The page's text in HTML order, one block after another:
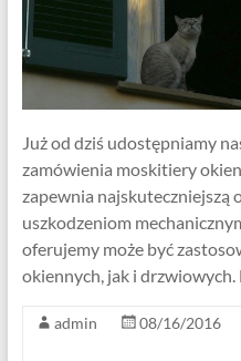
Już od dziś udostępniamy
zamówienia moskitiery
zapewnia najskuteczniejszą
uszkodzeniom
oferujemy może być
okiennych, jak i drzwiowych.
admin 08/16/2016